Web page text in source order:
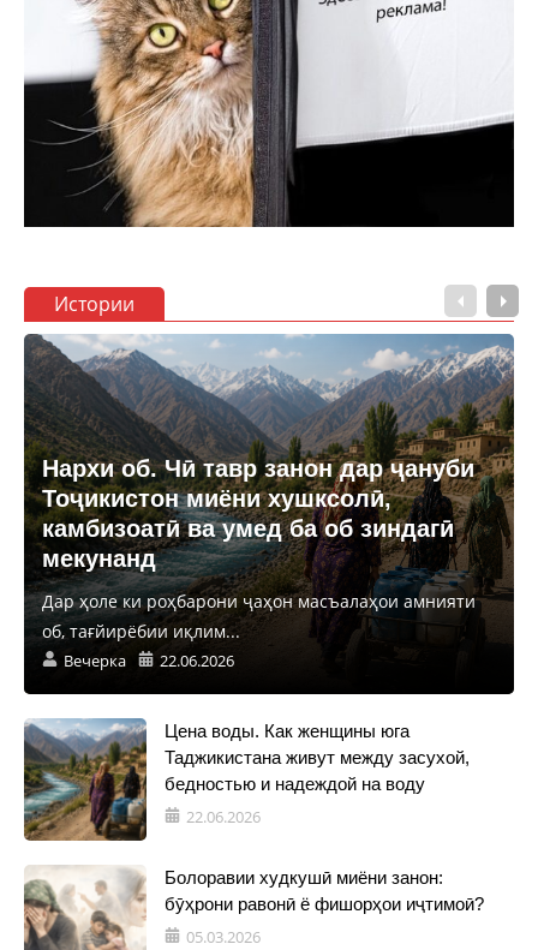
Истории
Нархи об. Чӣ тавр занон дар ҷануби
Тоҷикистон миёни хушксолӣ,
камбизоатӣ ва умед ба об зиндагӣ
мекунанд
Дар ҳоле ки роҳбарони ҷаҳон масъалаҳои амнияти
об, тағйирёбии иқлим...
Вечерка 22.06.2026
Цена воды. Как женщины юга
Таджикистана живут между засухой,
бедностью и надеждой на воду
22.06.2026
Болоравии худкушӣ миёни занон:
бӯҳрони равонӣ ё фишорҳои иҷтимоӣ?
05.03.2026